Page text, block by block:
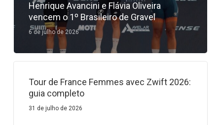
Henrique Avancini e Flávia Oliveira
vencem o 1º Brasileiro de Gravel
6 de julho de 2026
Tour de France Femmes avec Zwift 2026:
guia completo
31 de julho de 2026